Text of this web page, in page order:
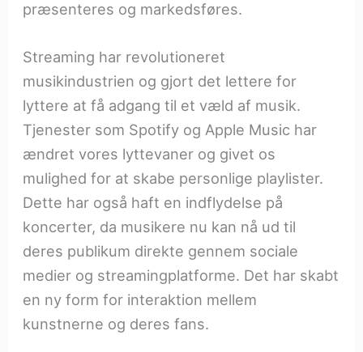
præsenteres og markedsføres.
Streaming har revolutioneret
musikindustrien og gjort det lettere for
lyttere at få adgang til et væld af musik.
Tjenester som Spotify og Apple Music har
ændret vores lyttevaner og givet os
mulighed for at skabe personlige playlister.
Dette har også haft en indflydelse på
koncerter, da musikere nu kan nå ud til
deres publikum direkte gennem sociale
medier og streamingplatforme. Det har skabt
en ny form for interaktion mellem
kunstnerne og deres fans.